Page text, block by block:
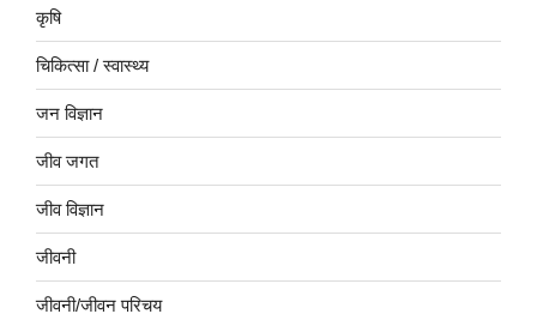
कृषि
चिकित्सा / स्वास्थ्य
जन विज्ञान
जीव जगत
जीव विज्ञान
जीवनी
जीवनी/जीवन परिचय